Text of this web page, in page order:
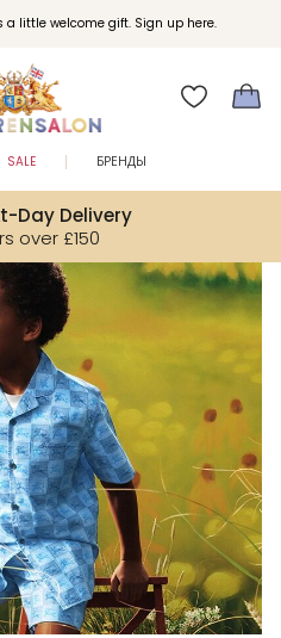
a little welcome gift. Sign up here.
для эксклюзивных привилегий при
Day Delivery
over £150
SALE БРЕНДЫ